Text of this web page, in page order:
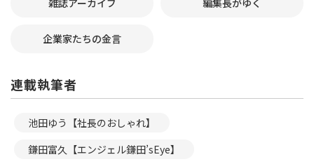
雑誌アーカイブ 編集長がゆく
企業家たちの金言
連載執筆者
池田ゆう【社長のおしゃれ】
鎌田富久【エンジェル鎌田’sEye】